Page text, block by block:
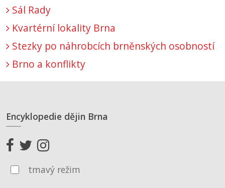
Sál Rady
Kvartérní lokality Brna
Stezky po náhrobcích brněnských osobností
Brno a konflikty
Encyklopedie dějin Brna
tmavý režim